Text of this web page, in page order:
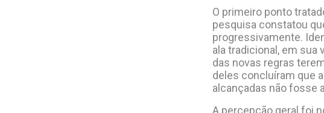
O primeiro ponto
pesquisa constatou
progressivamente.
ala tradicional, em
das novas regras
deles concluíram que
alcançadas não fosse
A percepção geral foi